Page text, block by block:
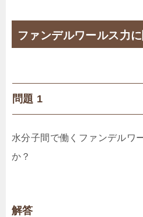
ファンデルワールス力
問題 1
水分子間で働くファンデルワ
か？
解答